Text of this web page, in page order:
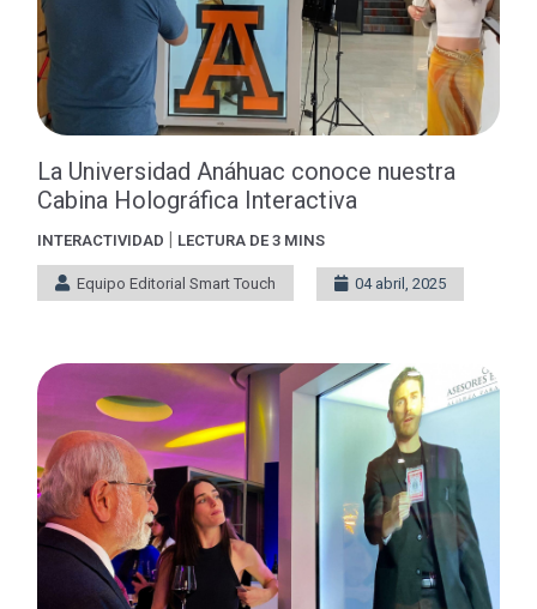
La Universidad Anáhuac conoce nuestra
Cabina Holográfica Interactiva
INTERACTIVIDAD | LECTURA DE 3 MINS
Equipo Editorial Smart Touch 04 abril, 2025